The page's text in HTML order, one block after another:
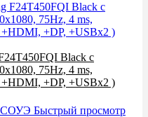
Black с
75Hz, 4 ms,
+HDMI, +DP, +USBx2 )
Быстрый просмотр